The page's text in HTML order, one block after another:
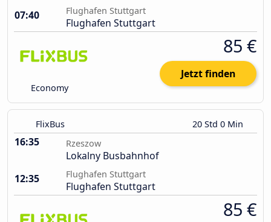
07:40
Flughafen Stuttgart
Flughafen Stuttgart
Economy
85 €
Jetzt finden
FlixBus 20 Std 0 Min
16:35 Rzeszow
Lokalny Busbahnhof
12:35
Flughafen Stuttgart
Flughafen Stuttgart
85 €